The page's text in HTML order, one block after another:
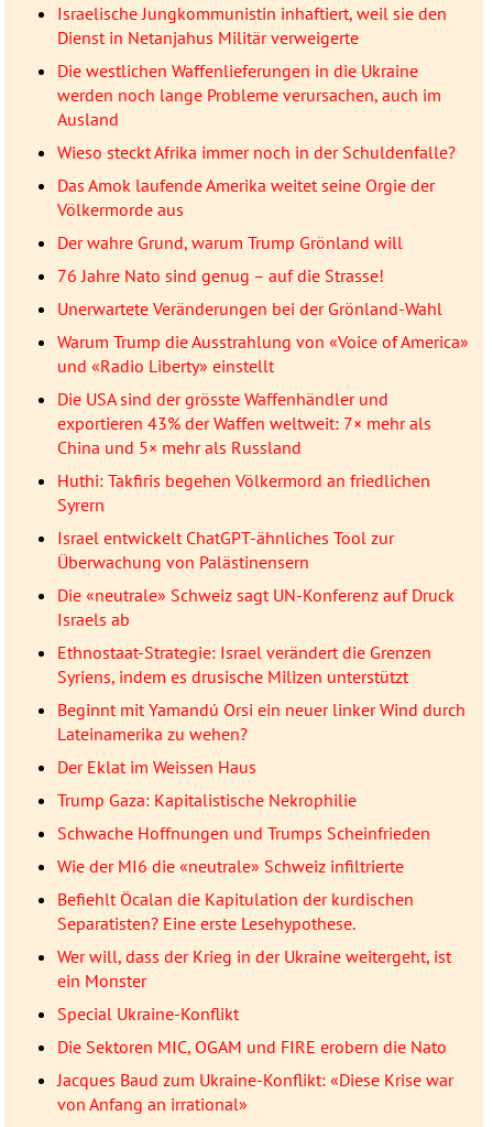
Israelische Jungkommunistin inhaftiert, weil sie den
Dienst in Netanjahus Militär verweigerte
Die westlichen Waffenlieferungen in die Ukraine
werden noch lange Probleme verursachen, auch im
Ausland
Wieso steckt Afrika immer noch in der Schuldenfalle?
Das Amok laufende Amerika weitet seine Orgie der
Völkermorde aus
Der wahre Grund, warum Trump Grönland will
76 Jahre Nato sind genug – auf die Strasse!
Unerwartete Veränderungen bei der Grönland-Wahl
Warum Trump die Ausstrahlung von «Voice of America»
und «Radio Liberty» einstellt
Die USA sind der grösste Waffenhändler und
exportieren 43% der Waffen weltweit: 7× mehr als
China und 5× mehr als Russland
Huthi: Takfiris begehen Völkermord an friedlichen
Syrern
Israel entwickelt ChatGPT-ähnliches Tool zur
Überwachung von Palästinensern
Die «neutrale» Schweiz sagt UN-Konferenz auf Druck
Israels ab
Ethnostaat-Strategie: Israel verändert die Grenzen
Syriens, indem es drusische Milizen unterstützt
Beginnt mit Yamandú Orsi ein neuer linker Wind durch
Lateinamerika zu wehen?
Der Eklat im Weissen Haus
Trump Gaza: Kapitalistische Nekrophilie
Schwache Hoffnungen und Trumps Scheinfrieden
Wie der MI6 die «neutrale» Schweiz infiltrierte
Befiehlt Öcalan die Kapitulation der kurdischen
Separatisten? Eine erste Lesehypothese.
Wer will, dass der Krieg in der Ukraine weitergeht, ist
ein Monster
Special Ukraine-Konflikt
Die Sektoren MIC, OGAM und FIRE erobern die Nato
Jacques Baud zum Ukraine-Konflikt: «Diese Krise war
von Anfang an irrational»